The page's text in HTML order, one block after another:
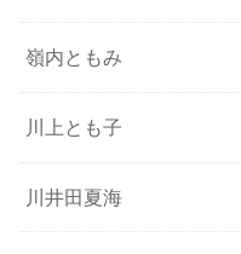
嶺内ともみ
川上とも子
川井田夏海